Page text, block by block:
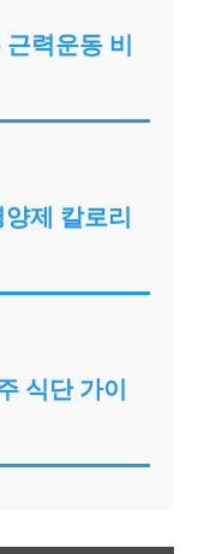
력운동 비
제 칼로리
식단 가이